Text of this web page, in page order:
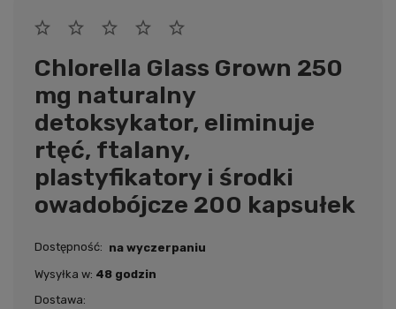
Chlorella Glass Grown 250
mg naturalny
detoksykator, eliminuje
rtęć, ftalany,
plastyfikatory i środki
owadobójcze 200 kapsułek
Dostępność: na wyczerpaniu
Wysyłka w: 48 godzin
Dostawa: